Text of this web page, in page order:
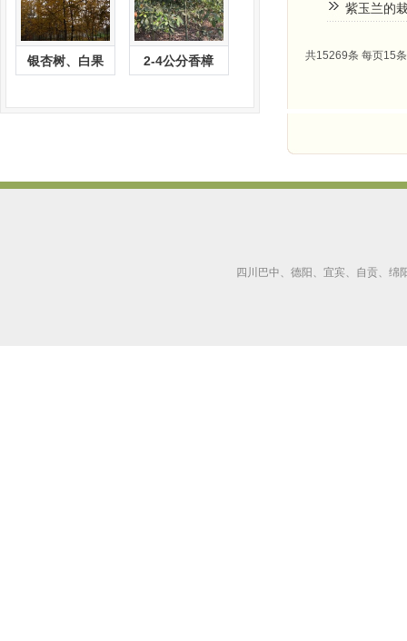
紫玉兰的
共15269条 每页15
银杏树、白果 2-4公分香樟
四川巴中、德阳、宜宾、自贡、绵